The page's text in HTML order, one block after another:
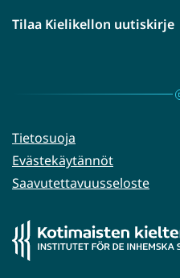
ikkunaan,
palveluun)
Tilaa Kielikellon uutiskirje
Tietosuoja
Evästekäytännöt
Saavutettavuusseloste